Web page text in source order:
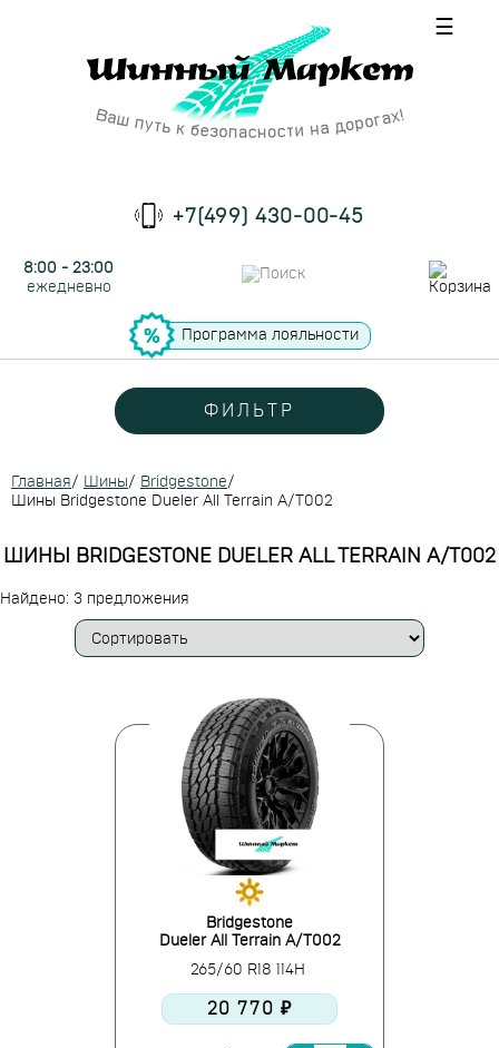
☰
+7(499) 430-00-45
8:00 - 23:00
ежедневно
Программа лояльности
ФИЛЬТР
Главная/ Шины/ Bridgestone/
Шины Bridgestone Dueler All Terrain A/T002
ШИНЫ BRIDGESTONE DUELER ALL TERRAIN A/T002
Найдено: 3 предложения
Bridgestone
Dueler All Terrain A/T002
265/60 R18 114H
20 770 ₽